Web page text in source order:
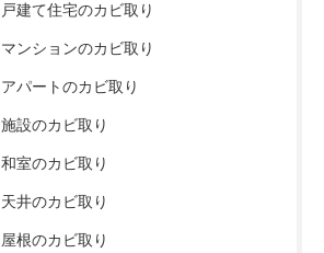
戸建て住宅のカビ取り
マンションのカビ取り
アパートのカビ取り
施設のカビ取り
和室のカビ取り
天井のカビ取り
屋根のカビ取り